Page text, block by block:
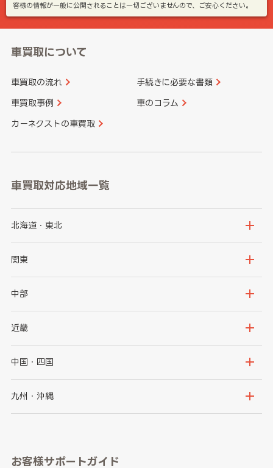
客様の情報が一般に公開されることは一切ございませんので、ご安心ください。
車買取について
車買取の流れ 手続きに必要な書類
車買取事例 車のコラム
カーネクストの車買取
車買取対応地域一覧
北海道・東北
北海道
岩手県
秋田県
関東
茨城県
群馬県
千葉県
中部
新潟県
石川県
山梨県
愛知県
近畿
大阪府
京都府
和歌山県
中国・四国
鳥取県
山口県
九州・沖縄
長崎県
お客様サポートガイド